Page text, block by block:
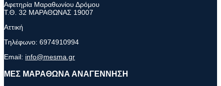
Αφετηρία Μαραθωνίου Δρόμου
Τ.Θ. 32 ΜΑΡΑΘΩΝΑΣ 19007
Αττική
Τηλέφωνο: 6974910994
Email: info@mesma.gr
ΜΕΣ ΜΑΡΑΘΩΝΑ ΑΝΑΓΕΝΝΗΣΗ